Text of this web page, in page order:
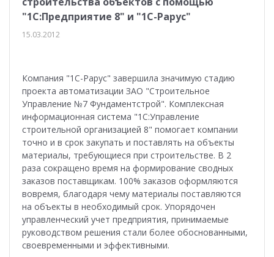
"1С:Предприятие 8" и "1С-Рарус"
15.03.2012
Компания "1С-Рарус" завершила значимую стадию
проекта автоматизации ЗАО "Строительное
Управление №7 Фундаментстрой". Комплексная
информационная система "1С:Управление
строительной организацией 8" помогает компании
точно и в срок закупать и поставлять на объекты
материалы, требующиеся при строительстве. В 2
раза сокращено время на формирование сводных
заказов поставщикам. 100% заказов оформляются
вовремя, благодаря чему материалы поставляются
на объекты в необходимый срок. Упорядочен
управленческий учет предприятия, принимаемые
руководством решения стали более обоснованными,
своевременными и эффективными.